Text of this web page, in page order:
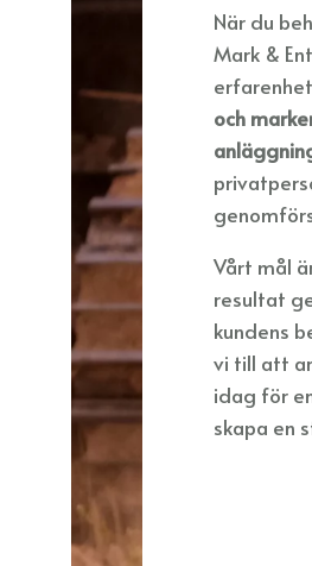
När du
Mark &
och
Vårt mål
resultat
kundens
vi till att
idag för
skapa en